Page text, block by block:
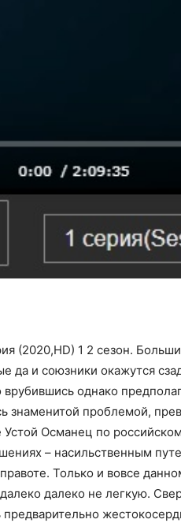
(2020,HD) 1 2 сезон.
да и союзники окажутся
однако
знаменитой проблемой,
Устой Османец по
– насильственным
Только и вовсе
далеко не легкую.
предварительно